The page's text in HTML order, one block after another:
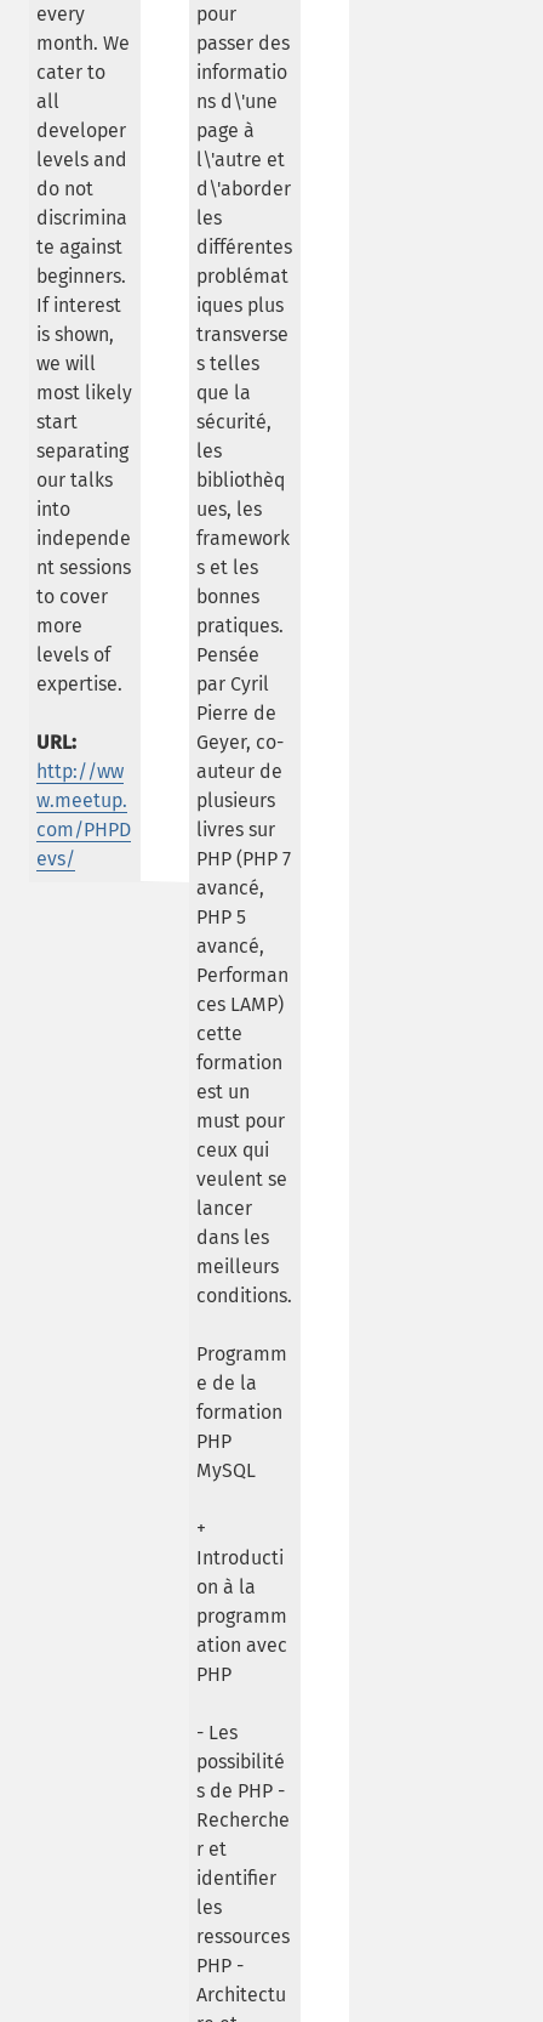
every
month. We
cater to
all
developer
levels and
do not
discrimina
te against
beginners.
If interest
is shown,
we will
most likely
start
separating
our talks
into
independe
nt sessions
to cover
more
levels of
expertise.
URL:
http://ww
w.meetup.
com/PHPD
evs/
pour
passer des
informatio
ns d\'une
page à
l\'autre et
d\'aborder
les
différentes
problémat
iques plus
transverse
s telles
que la
sécurité,
les
bibliothèq
ues, les
framework
s et les
bonnes
pratiques.
Pensée
par Cyril
Pierre de
Geyer, co-
auteur de
plusieurs
livres sur
PHP (PHP 7
avancé,
PHP 5
avancé,
Performan
ces LAMP)
cette
formation
est un
must pour
ceux qui
veulent se
lancer
dans les
meilleurs
conditions.
Programm
e de la
formation
PHP
MySQL
+
Introducti
on à la
programm
ation avec
PHP
- Les
possibilité
s de PHP -
Recherche
r et
identifier
les
ressources
PHP -
Architectu